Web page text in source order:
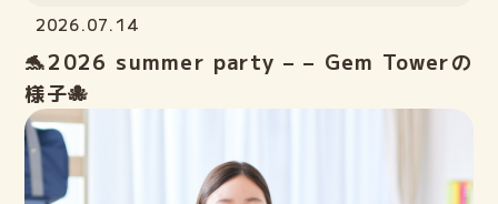
2026.07.14
🐬2026 summer party – – Gem Towerの
様子🐙